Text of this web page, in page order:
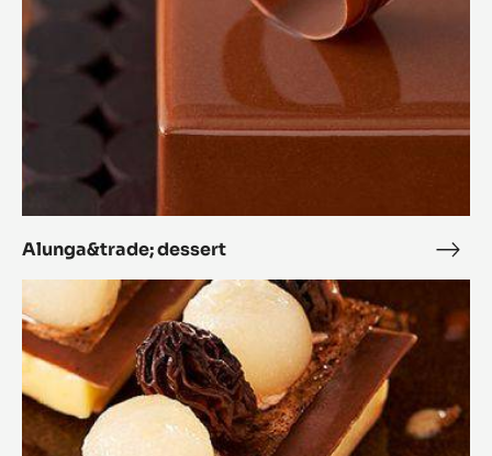
Alunga&trade; dessert
Chocolade
met
champignons